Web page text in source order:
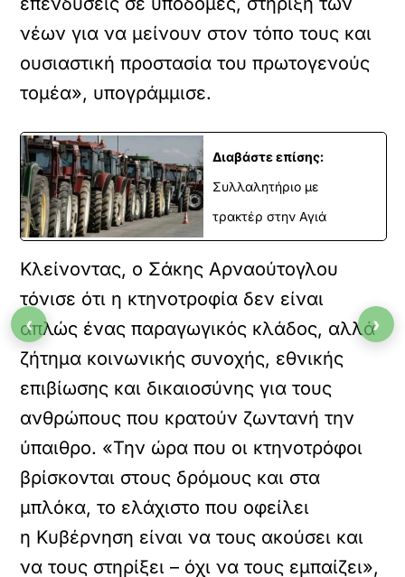
νέων για να μείνουν στον τόπο τους και
ουσιαστική προστασία του πρωτογενούς
τομέα», υπογράμμισε.
Διαβάστε επίσης:
Συλλαλητήριο με
τρακτέρ στην Αγιά
Κλείνοντας, ο Σάκης Αρναούτογλου
τόνισε ότι η κτηνοτροφία δεν είναι
απλώς ένας παραγωγικός κλάδος, αλλά
ζήτημα κοινωνικής συνοχής, εθνικής
επιβίωσης και δικαιοσύνης για τους
ανθρώπους που κρατούν ζωντανή την
ύπαιθρο. «Την ώρα που οι κτηνοτρόφοι
βρίσκονται στους δρόμους και στα
μπλόκα, το ελάχιστο που οφείλει
η Κυβέρνηση είναι να τους ακούσει και
να τους στηρίξει – όχι να τους εμπαίζει»,
YOUTUBE
Φόρτωση
Κ
ν
τ
κ
λ
‹ ›